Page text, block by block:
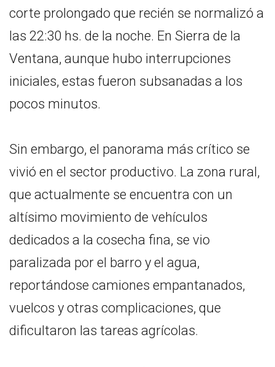
corte prolongado que recién se normalizó a
las 22:30 hs. de la noche. En Sierra de la
Ventana, aunque hubo interrupciones
iniciales, estas fueron subsanadas a los
pocos minutos.
Sin embargo, el panorama más crítico se
vivió en el sector productivo. La zona rural,
que actualmente se encuentra con un
altísimo movimiento de vehículos
dedicados a la cosecha fina, se vio
paralizada por el barro y el agua,
reportándose camiones empantanados,
vuelcos y otras complicaciones, que
dificultaron las tareas agrícolas.